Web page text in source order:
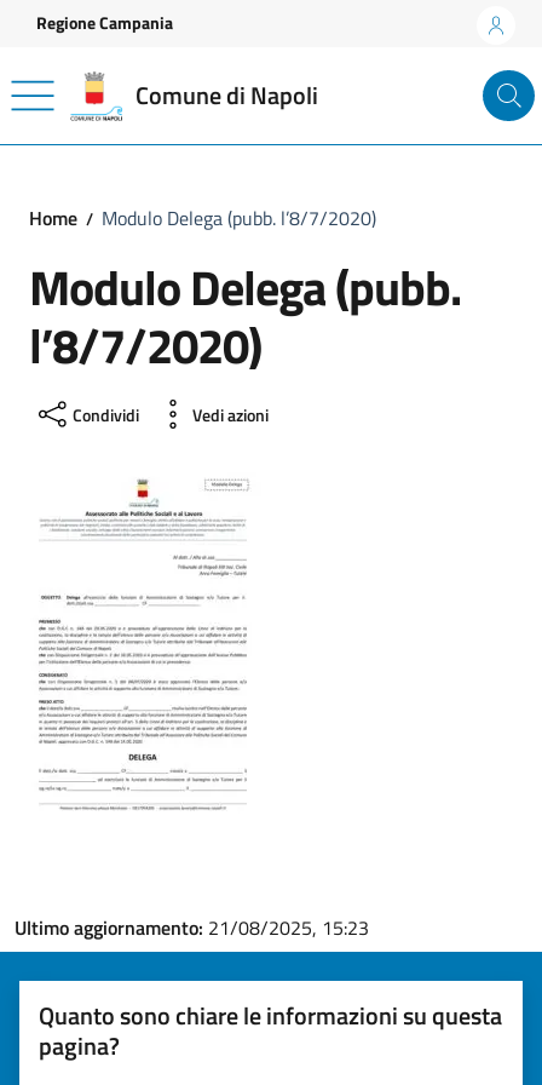
Vai ai contenuti
Vai al footer
Regione Campania
Comune di Napoli
Home Modulo Delega (pubb. l’8/7/2020)
Modulo Delega (pubb.
l’8/7/2020)
Condividi Vedi azioni
Ultimo aggiornamento: 21/08/2025, 15:23
Quanto sono chiare le informazioni su questa
pagina?